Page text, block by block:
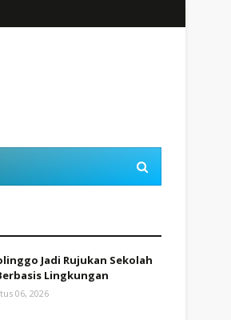
Jadi Rujukan Sekolah
Lingkungan
06, 2026